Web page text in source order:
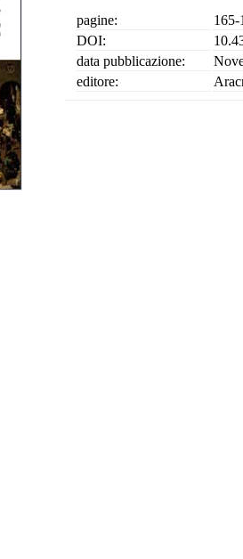
pagine:
165-
DOI:
data pubblicazione:
editore: